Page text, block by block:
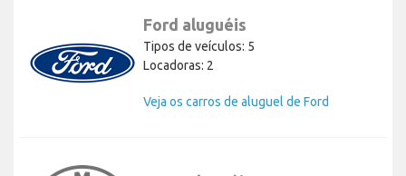
Ford aluguéis
Tipos de veículos: 5
Locadoras: 2
Veja os carros de aluguel de Ford